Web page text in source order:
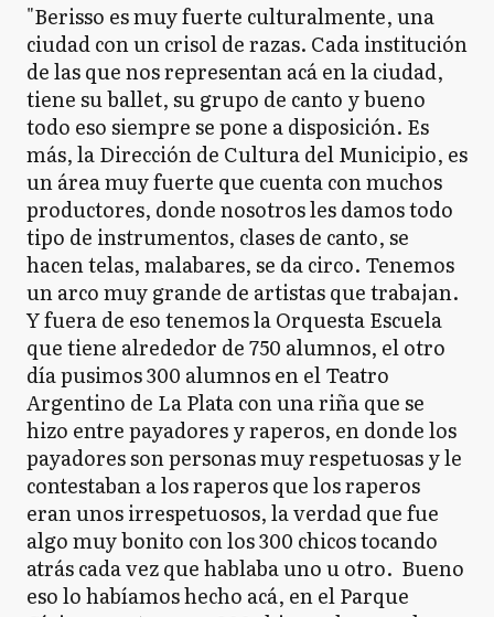
"Berisso es muy fuerte culturalmente, una
ciudad con un crisol de razas. Cada institución
de las que nos representan acá en la ciudad,
tiene su ballet, su grupo de canto y bueno
todo eso siempre se pone a disposición. Es
más, la Dirección de Cultura del Municipio, es
un área muy fuerte que cuenta con muchos
productores, donde nosotros les damos todo
tipo de instrumentos, clases de canto, se
hacen telas, malabares, se da circo. Tenemos
un arco muy grande de artistas que trabajan.
Y fuera de eso tenemos la Orquesta Escuela
que tiene alrededor de 750 alumnos, el otro
día pusimos 300 alumnos en el Teatro
Argentino de La Plata con una riña que se
hizo entre payadores y raperos, en donde los
payadores son personas muy respetuosas y le
contestaban a los raperos que los raperos
eran unos irrespetuosos, la verdad que fue
algo muy bonito con los 300 chicos tocando
atrás cada vez que hablaba uno u otro. Bueno
eso lo habíamos hecho acá, en el Parque